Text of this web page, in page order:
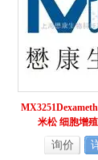
米松 细胞增
询价